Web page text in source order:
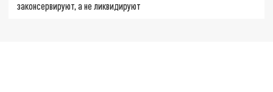
законсервируют, а не ликвидируют